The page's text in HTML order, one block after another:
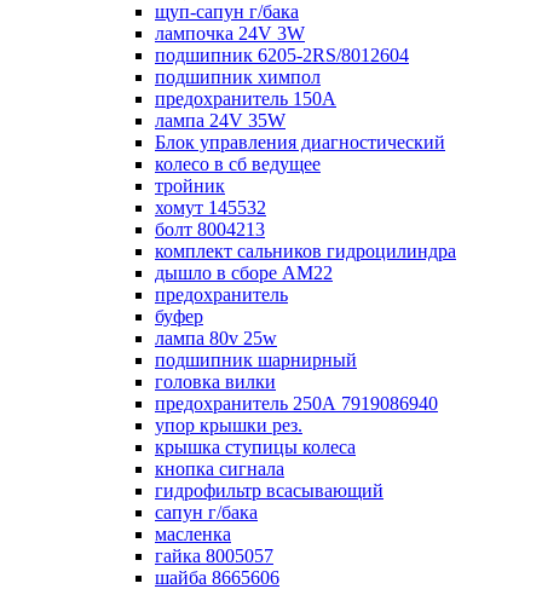
щуп-сапун г/бака
лампочка 24V 3W
подшипник 6205-2RS/8012604
подшипник химпол
предохранитель 150А
лампа 24V 35W
Блок управления диагностический
колесо в сб ведущее
тройник
хомут 145532
болт 8004213
комплект сальников гидроцилиндра
дышло в сборе AM22
предохранитель
буфер
лампа 80v 25w
подшипник шарнирный
головка вилки
предохранитель 250А 7919086940
упор крышки рез.
крышка ступицы колеса
кнопка сигнала
гидрофильтр всасывающий
сапун г/бака
масленка
гайка 8005057
шайба 8665606